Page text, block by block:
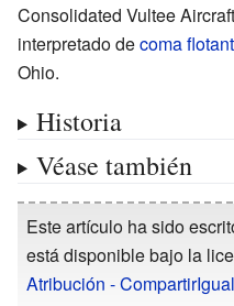
Consolidated Vultee Aircraft
interpretado decoma
Ohio.
Historia
Véase también
Este artículo ha sido
está disponible bajo la
Atribución - CompartirIgual